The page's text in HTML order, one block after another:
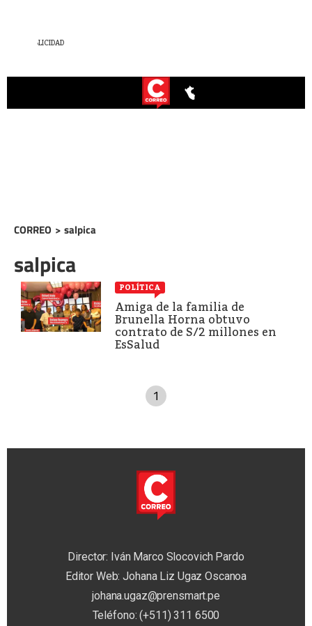
CORREO > salpica
salpica
POLÍTICA
Amiga de la familia de
Brunella Horna obtuvo
contrato de S/2 millones en
EsSalud
1
Director: Iván Marco Slocovich Pardo
Editor Web: Johana Liz Ugaz Oscanoa
johana.ugaz@prensmart.pe
Teléfono: (+511) 311 6500